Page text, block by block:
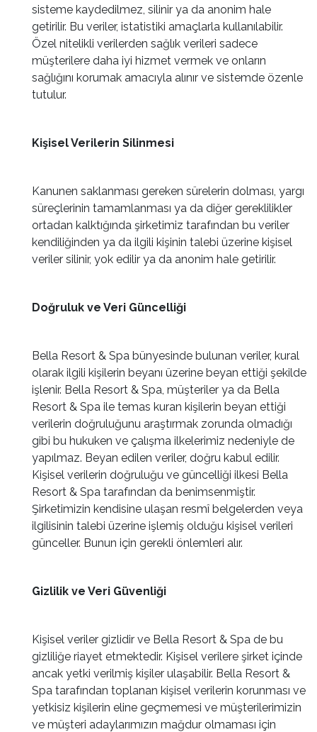
sisteme kaydedilmez, silinir ya da anonim hale
getirilir. Bu veriler, istatistiki amaçlarla kullanılabilir.
Özel nitelikli verilerden sağlık verileri sadece
müşterilere daha iyi hizmet vermek ve onların
sağlığını korumak amacıyla alınır ve sistemde özenle
tutulur.
Kişisel Verilerin Silinmesi
Kanunen saklanması gereken sürelerin dolması, yargı
süreçlerinin tamamlanması ya da diğer gereklilikler
ortadan kalktığında şirketimiz tarafından bu veriler
kendiliğinden ya da ilgili kişinin talebi üzerine kişisel
veriler silinir, yok edilir ya da anonim hale getirilir.
Doğruluk ve Veri Güncelliği
Bella Resort & Spa bünyesinde bulunan veriler, kural
olarak ilgili kişilerin beyanı üzerine beyan ettiği şekilde
işlenir. Bella Resort & Spa, müşteriler ya da Bella
Resort & Spa ile temas kuran kişilerin beyan ettiği
verilerin doğruluğunu araştırmak zorunda olmadığı
gibi bu hukuken ve çalışma ilkelerimiz nedeniyle de
yapılmaz. Beyan edilen veriler, doğru kabul edilir.
Kişisel verilerin doğruluğu ve güncelliği ilkesi Bella
Resort & Spa tarafından da benimsenmiştir.
Şirketimizin kendisine ulaşan resmî belgelerden veya
ilgilisinin talebi üzerine işlemiş olduğu kişisel verileri
günceller. Bunun için gerekli önlemleri alır.
Gizlilik ve Veri Güvenliği
Kişisel veriler gizlidir ve Bella Resort & Spa de bu
gizliliğe riayet etmektedir. Kişisel verilere şirket içinde
ancak yetki verilmiş kişiler ulaşabilir. Bella Resort &
Spa tarafından toplanan kişisel verilerin korunması ve
yetkisiz kişilerin eline geçmemesi ve müşterilerimizin
ve müşteri adaylarımızın mağdur olmaması için